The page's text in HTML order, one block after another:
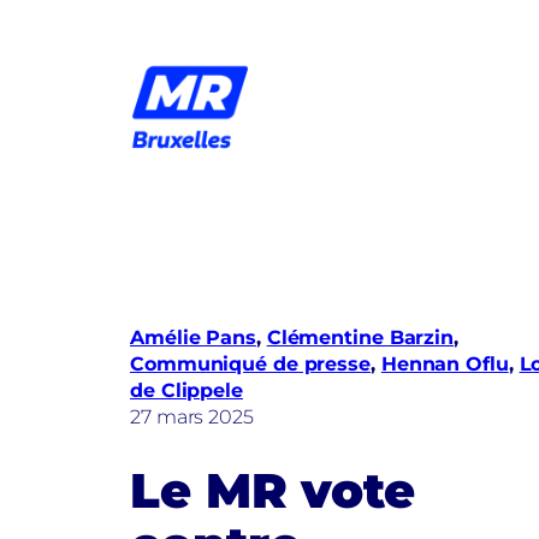
Amélie Pans, Clémentine Barzin ,
Communiqué de presse, Hennan Oflu,
de Clippele
27 mars 2025
Le MR vote